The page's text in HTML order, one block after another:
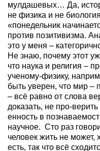
мулдашевых… Да,
не физика и не
«понедельник
против позитивизма.
это у меня –
Не знаю, почему этот
что наука и религия –
ученому-физику,
быть уверен, что мир
– всё равно от слова
доказать, не про-
енность в
научное. Сто раз
человек жить не может,
есть, так что всё